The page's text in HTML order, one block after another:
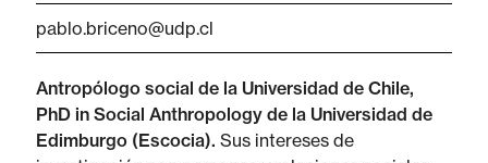
pablo.briceno@udp.cl
Antropólogo social de la Universidad de Chile,
PhD in Social Anthropology de la Universidad de
Edimburgo (Escocia). Sus intereses de